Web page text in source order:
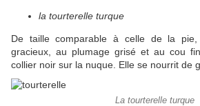
la tourterelle turque
De taille comparable à celle de la
gracieux, au plumage grisé et au cou
collier noir sur la nuque. Elle se nourrit de
La tourterelle turque